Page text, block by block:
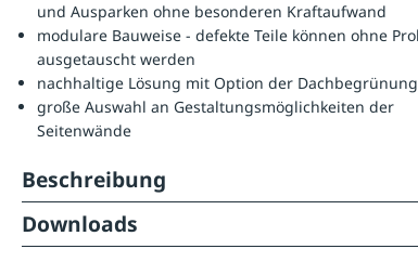
und Ausparken ohne besonderen Kraftaufwand
modulare Bauweise - defekte Teile können ohne
ausgetauscht werden
nachhaltige Lösung mit Option der Dachbegrünung
große Auswahl an Gestaltungsmöglichkeiten der
Seitenwände
Beschreibung
Downloads